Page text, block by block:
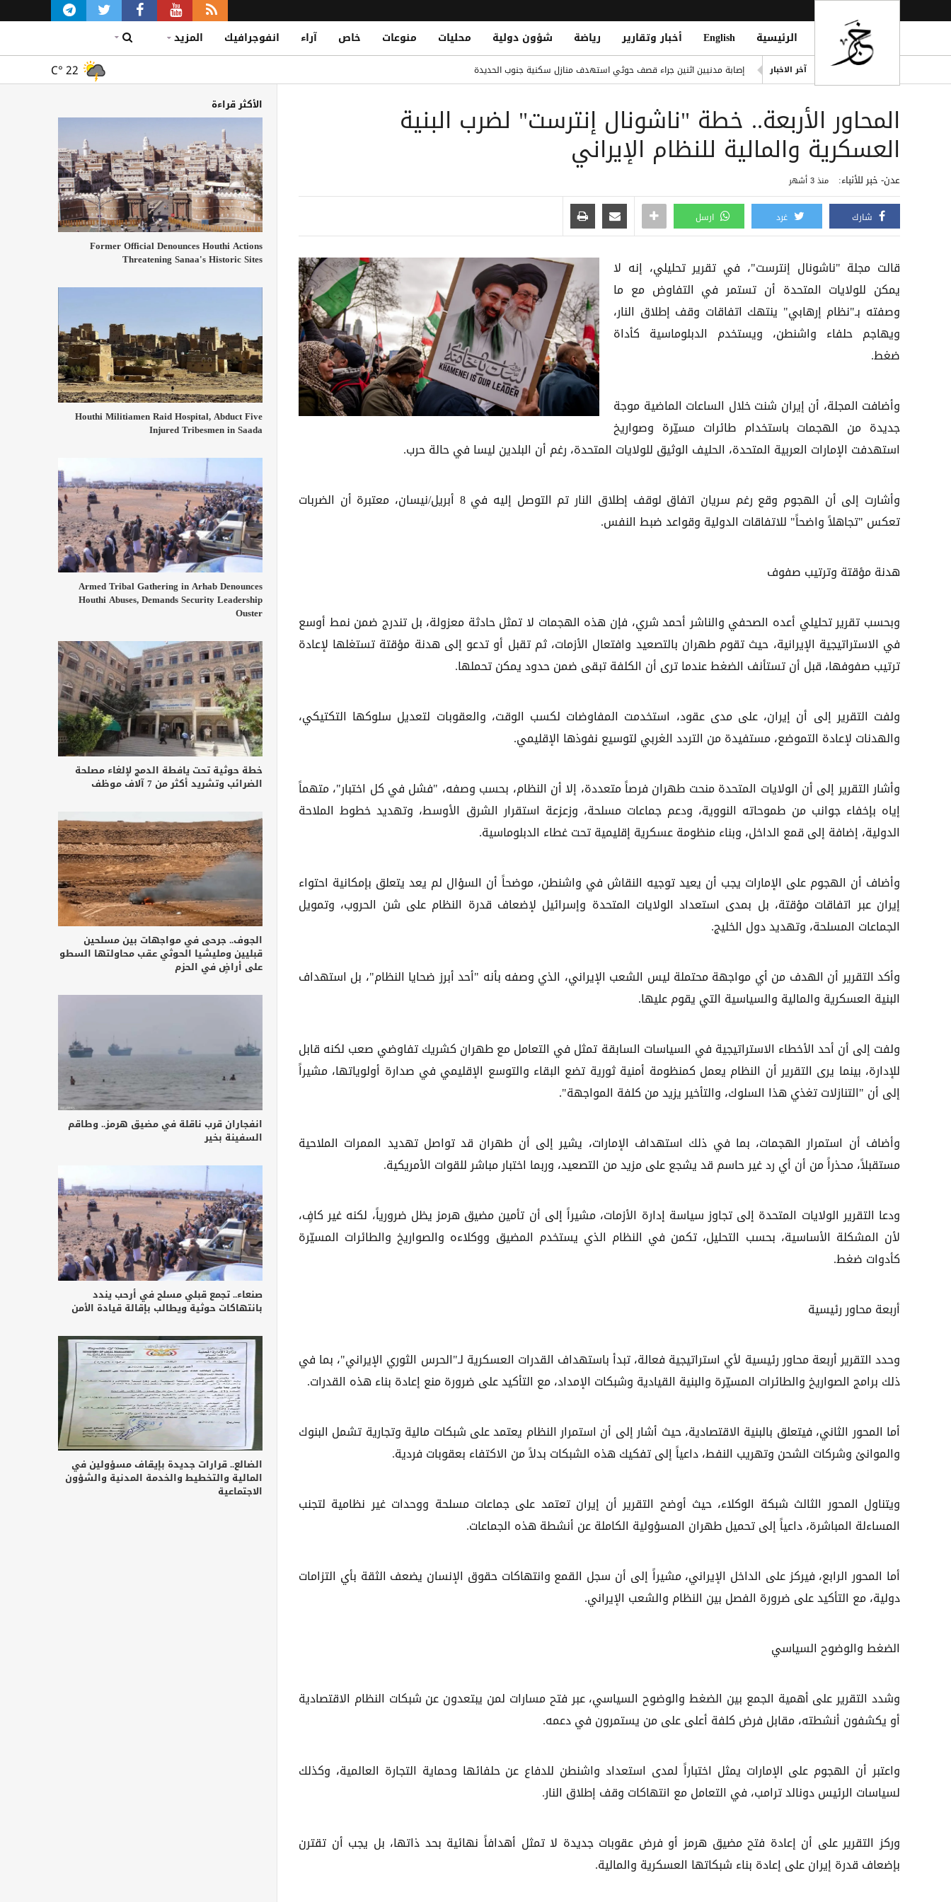
الرئيسية English أخبار وتقارير رياضة شؤون دولية محليات منوعات خاص آراء انفوجرافيك المزيد
آخر الاخبار
إصابة مدنيين اثنين جراء قصف حوثي استهدف منازل سكنية جنوب الحديدة
Al-Qaeda Elements Reportedly Aided Houthi Attack on Marib Camp
انفراد| مصادر تكشف مشاركة عناصر من تنظيم القاعدة في الهجوم الحوثي على معسكر الرويك بمأرب
هيثم حسن يوقع لسيلتيك الاسكتلندي حتى 2030
C° 22
المحاور الأربعة.. خطة "ناشونال إنترست" لضرب البنية
العسكرية والمالية للنظام الإيراني
عدن- خبر للأنباء: منذ 3 أشهر
شارك غرد ارسل
قالت مجلة "ناشونال إنترست"، في تقرير تحليلي، إنه لا
يمكن للولايات المتحدة أن تستمر في التفاوض مع ما
وصفته بـ"نظام إرهابي" ينتهك اتفاقات وقف إطلاق النار،
ويهاجم حلفاء واشنطن، ويستخدم الدبلوماسية كأداة
ضغط.
وأضافت المجلة، أن إيران شنت خلال الساعات الماضية موجة
جديدة من الهجمات باستخدام طائرات مسيّرة وصواريخ
استهدفت الإمارات العربية المتحدة، الحليف الوثيق للولايات المتحدة، رغم أن البلدين ليسا في حالة حرب.
وأشارت إلى أن الهجوم وقع رغم سريان اتفاق لوقف إطلاق النار تم التوصل إليه في 8 أبريل/نيسان، معتبرة أن الضربات
تعكس "تجاهلاً واضحاً" للاتفاقات الدولية وقواعد ضبط النفس.
هدنة مؤقتة وترتيب صفوف
وبحسب تقرير تحليلي أعده الصحفي والناشر أحمد شري، فإن هذه الهجمات لا تمثل حادثة معزولة، بل تندرج ضمن نمط أوسع
في الاستراتيجية الإيرانية، حيث تقوم طهران بالتصعيد وافتعال الأزمات، ثم تقبل أو تدعو إلى هدنة مؤقتة تستغلها لإعادة
ترتيب صفوفها، قبل أن تستأنف الضغط عندما ترى أن الكلفة تبقى ضمن حدود يمكن تحملها.
ولفت التقرير إلى أن إيران، على مدى عقود، استخدمت المفاوضات لكسب الوقت، والعقوبات لتعديل سلوكها التكتيكي،
والهدنات لإعادة التموضع، مستفيدة من التردد الغربي لتوسيع نفوذها الإقليمي.
وأشار التقرير إلى أن الولايات المتحدة منحت طهران فرصاً متعددة، إلا أن النظام، بحسب وصفه، "فشل في كل اختبار"، متهماً
إياه بإخفاء جوانب من طموحاته النووية، ودعم جماعات مسلحة، وزعزعة استقرار الشرق الأوسط، وتهديد خطوط الملاحة
الدولية، إضافة إلى قمع الداخل، وبناء منظومة عسكرية إقليمية تحت غطاء الدبلوماسية.
وأضاف أن الهجوم على الإمارات يجب أن يعيد توجيه النقاش في واشنطن، موضحاً أن السؤال لم يعد يتعلق بإمكانية احتواء
إيران عبر اتفاقات مؤقتة، بل بمدى استعداد الولايات المتحدة وإسرائيل لإضعاف قدرة النظام على شن الحروب، وتمويل
الجماعات المسلحة، وتهديد دول الخليج.
وأكد التقرير أن الهدف من أي مواجهة محتملة ليس الشعب الإيراني، الذي وصفه بأنه "أحد أبرز ضحايا النظام"، بل استهداف
البنية العسكرية والمالية والسياسية التي يقوم عليها.
ولفت إلى أن أحد الأخطاء الاستراتيجية في السياسات السابقة تمثل في التعامل مع طهران كشريك تفاوضي صعب لكنه قابل
للإدارة، بينما يرى التقرير أن النظام يعمل كمنظومة أمنية ثورية تضع البقاء والتوسع الإقليمي في صدارة أولوياتها، مشيراً
إلى أن "التنازلات تغذي هذا السلوك، والتأخير يزيد من كلفة المواجهة".
وأضاف أن استمرار الهجمات، بما في ذلك استهداف الإمارات، يشير إلى أن طهران قد تواصل تهديد الممرات الملاحية
مستقبلاً، محذراً من أن أي رد غير حاسم قد يشجع على مزيد من التصعيد، وربما اختبار مباشر للقوات الأمريكية.
ودعا التقرير الولايات المتحدة إلى تجاوز سياسة إدارة الأزمات، مشيراً إلى أن تأمين مضيق هرمز يظل ضرورياً، لكنه غير كافٍ،
لأن المشكلة الأساسية، بحسب التحليل، تكمن في النظام الذي يستخدم المضيق ووكلاءه والصواريخ والطائرات المسيّرة
كأدوات ضغط.
أربعة محاور رئيسية
وحدد التقرير أربعة محاور رئيسية لأي استراتيجية فعالة، تبدأ باستهداف القدرات العسكرية لـ"الحرس الثوري الإيراني"، بما في
ذلك برامج الصواريخ والطائرات المسيّرة والبنية القيادية وشبكات الإمداد، مع التأكيد على ضرورة منع إعادة بناء هذه القدرات.
أما المحور الثاني، فيتعلق بالبنية الاقتصادية، حيث أشار إلى أن استمرار النظام يعتمد على شبكات مالية وتجارية تشمل البنوك
والموانئ وشركات الشحن وتهريب النفط، داعياً إلى تفكيك هذه الشبكات بدلاً من الاكتفاء بعقوبات فردية.
ويتناول المحور الثالث شبكة الوكلاء، حيث أوضح التقرير أن إيران تعتمد على جماعات مسلحة ووحدات غير نظامية لتجنب
المساءلة المباشرة، داعياً إلى تحميل طهران المسؤولية الكاملة عن أنشطة هذه الجماعات.
أما المحور الرابع، فيركز على الداخل الإيراني، مشيراً إلى أن سجل القمع وانتهاكات حقوق الإنسان يضعف الثقة بأي التزامات
دولية، مع التأكيد على ضرورة الفصل بين النظام والشعب الإيراني.
الضغط والوضوح السياسي
وشدد التقرير على أهمية الجمع بين الضغط والوضوح السياسي، عبر فتح مسارات لمن يبتعدون عن شبكات النظام الاقتصادية
أو يكشفون أنشطته، مقابل فرض كلفة أعلى على من يستمرون في دعمه.
واعتبر أن الهجوم على الإمارات يمثل اختباراً لمدى استعداد واشنطن للدفاع عن حلفائها وحماية التجارة العالمية، وكذلك
لسياسات الرئيس دونالد ترامب، في التعامل مع انتهاكات وقف إطلاق النار.
وركز التقرير على أن إعادة فتح مضيق هرمز أو فرض عقوبات جديدة لا تمثل أهدافاً نهائية بحد ذاتها، بل يجب أن تقترن
بإضعاف قدرة إيران على إعادة بناء شبكاتها العسكرية والمالية.
الأكثر قراءة
Former Official Denounces Houthi Actions
Threatening Sanaa's Historic Sites
Houthi Militiamen Raid Hospital, Abduct Five
Injured Tribesmen in Saada
Armed Tribal Gathering in Arhab Denounces
Houthi Abuses, Demands Security Leadership
Ouster
خطة حوثية تحت يافطة الدمج لإلغاء مصلحة
الضرائب وتشريد أكثر من 7 آلاف موظف
الجوف.. جرحى في مواجهات بين مسلحين
قبليين ومليشيا الحوثي عقب محاولتها السطو
على أراضٍ في الحزم
انفجاران قرب ناقلة في مضيق هرمز.. وطاقم
السفينة بخير
صنعاء.. تجمع قبلي مسلح في أرحب يندد
بانتهاكات حوثية ويطالب بإقالة قيادة الأمن
الضالع.. قرارات جديدة بإيقاف مسؤولين في
المالية والتخطيط والخدمة المدنية والشؤون
الاجتماعية